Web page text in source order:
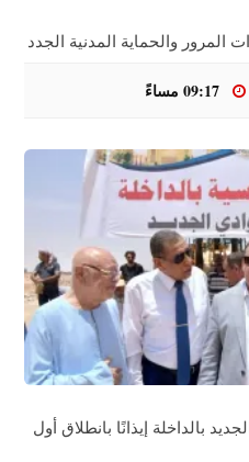
المرور والحماية المدنية الجدد
بالداخلة إيذانًا بانطلاق أول